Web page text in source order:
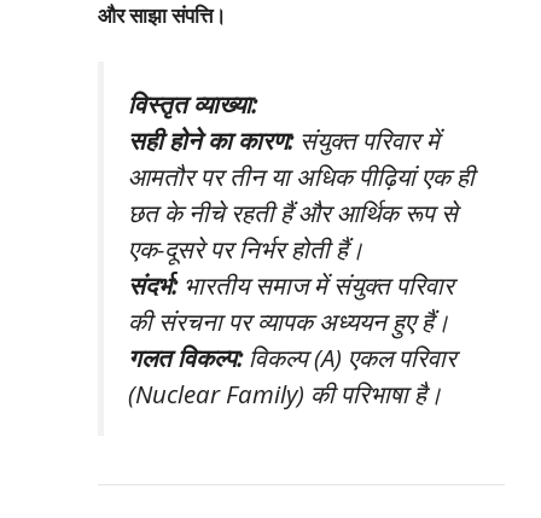
और साझा संपत्ति।
विस्तृत व्याख्या:
सही होने का कारण:संयुक्त परिवार में
आमतौर पर तीन या अधिक पीढ़ियां एक ही
छत के नीचे रहती हैं और आर्थिक रूप से
एक-दूसरे पर निर्भर होती हैं।
संदर्भ:भारतीय समाज में संयुक्त परिवार
की संरचना पर व्यापक अध्ययन हुए हैं।
गलत विकल्प:विकल्प (A) एकल परिवार
(Nuclear Family) की परिभाषा है।